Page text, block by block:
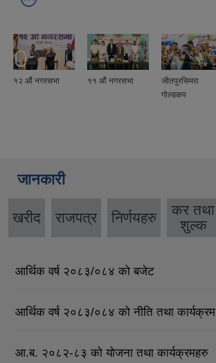
१२ ‌औं नगरसभा ११ ‍‌औं नगरसभा
जीतपुरसिमरा
गोल्डकप
जानकारी
खरीद राजपत्र निर्णयहरु
कर तथा
शुल्क
आर्थिक वर्ष २०८३/०८४ को बजेट
आर्थिक वर्ष २०८३/०८४ को नीति तथा कार्यक्रम
आ.ब. २०८२-८३ को योजना तथा कार्यक्रमहरु